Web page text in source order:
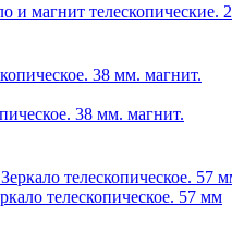
и магнит телескопические. 2
38 мм. магнит.
телескопическое. 57 мм